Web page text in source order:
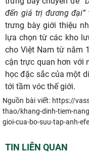
đến giá trị đương đại”
trưng bày giới thiệu
lựa chọn từ các kho
cho Việt Nam từ năm
cận trực quan hơn với
học đặc sắc của một
tới tầm vóc thế giới.
Nguồn bài viết: https://
thao/khang-dinh-tiem-
gioi-cua-bo-suu-tap-anh-
TIN LIÊN QUAN